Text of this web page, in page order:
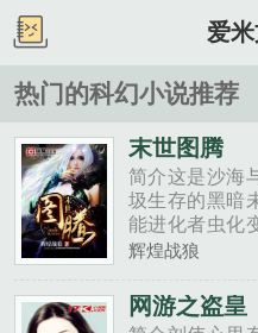
爱
热门的科幻小说推荐
末世图腾
简介这是沙海
圾生存的黑暗
能进化者虫化
新人类，在这
偶遇天空之城
辉煌战狼
网游之盗皇